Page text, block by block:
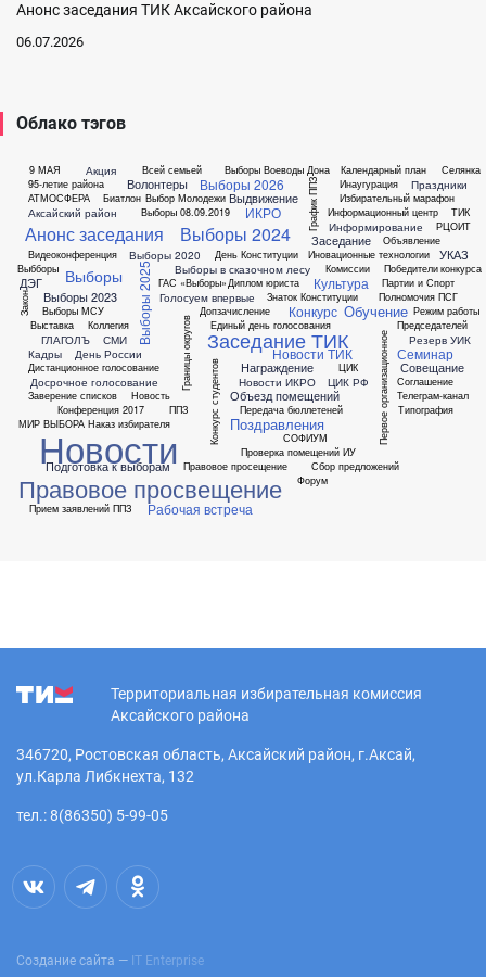
Анонс заседания ТИК Аксайского района
06.07.2026
Облако тэгов
9 МАЯ
95-летие района
АТМОСФЕРА
Аксайский район
Акция
Анонс заседания
Биатлон
Видеоконференция
Волонтеры
Всей семьей
Выбборы
Выбор Молодежи
Выборы
Выборы 08.09.2019
Выборы 2020
Выборы 2023
Выборы 2024
Выборы 2025
Выборы 2026
Выборы Воеводы Дона
Выборы МСУ
Выборы в сказочном лесу
Выдвижение
Выставка
ГАС «Выборы»
ГЛАГОЛЪ
Голосуем впервые
Границы округов
График ППЗ
ДЭГ
День Конституции
День России
Диплом юриста
Дистанционное голосование
Допзачисление
Досрочное голосование
Единый день голосования
Заверение списков
Закон
Заседание
Заседание ТИК
Знаток Конституции
ИКРО
Избирательный марафон
Инаугурация
Иновационные технологии
Информационный центр
Информирование
Кадры
Календарный план
Коллегия
Комиссии
Конкурс
Конкурс студентов
Конференция 2017
Культура
МИР ВЫБОРА
Награждение
Наказ избирателя
Новости
Новости ИКРО
Новости ТИК
Новость
Обучение
Объезд помещений
Объявление
ППЗ
Партии и Спорт
Первое организационное
Передача бюллетеней
Победители
Подготовка к выборам
Поздравления
Полномочия ПСГ
Правовое просвещение
Правовое просещение
Праздники
Председателей
Прием заявлений ППЗ
Проверка помещений ИУ
РЦОИТ
Рабочая встреча
Режим работы
Резерв УИК
СМИ
СОФИУМ
Сбор предложений
Селянка
Семинар
Совещание
Соглашение
ТИК
Телеграм-канал
Типография
УКАЗ
Форум
ЦИК
ЦИК РФ
конкурса
Территориальная избирательная комиссия
Аксайского района
346720, Ростовская область, Аксайский район, г.Аксай,
ул.Карла Либкнехта, 132
тел.: 8(86350) 5-99-05
Создание сайта — IT Enterprise